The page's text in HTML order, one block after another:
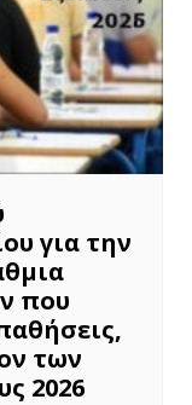
για την
που
των
2026